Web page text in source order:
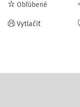
Obľúbené
Vytlačiť